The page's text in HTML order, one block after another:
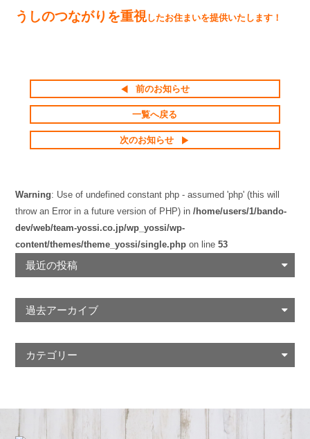
うしのつながりを重視したお住まいを提供いたします！
前のお知らせ
一覧へ戻る
次のお知らせ
Warning: Use of undefined constant php - assumed 'php' (this will
throw an Error in a future version of PHP) in/home/users/1/bando-
dev/web/team-yossi.co.jp/wp_yossi/wp-
content/themes/theme_yossi/single.php on line53
最近の投稿
過去アーカイブ
カテゴリー